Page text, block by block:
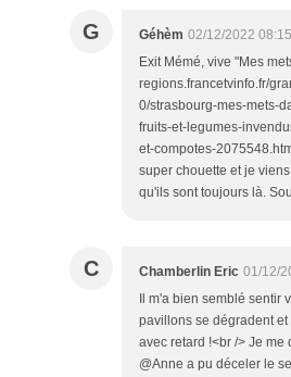
G Géhèm 02/12/2022 08:15
Exit Mémé, vive "Mes
regions.francetvinfo.fr/
0/strasbourg-mes-mets-
fruits-et-legumes-
et-compotes-
super chouette et je
qu'ils sont toujours là.
C Chamberlin Eric 01/12/
Il m'a bien semblé sentir
pavillons se dégradent
avec retard !<br /> Je
@Anne a pu déceler le